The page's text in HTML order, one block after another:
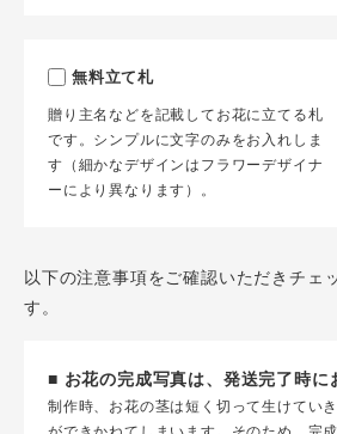
無料立て札
贈り主名などを記載してお花に立てる札
です。シンプルに文字のみをお入れしま
す（細かなデザインはフラワーデザイナ
ーにより異なります）。
以下の注意事項をご確認いただきチェ
す。
■ お花の完成写真は、発送完了時に
制作時、お花の茎は短く切って生けてい